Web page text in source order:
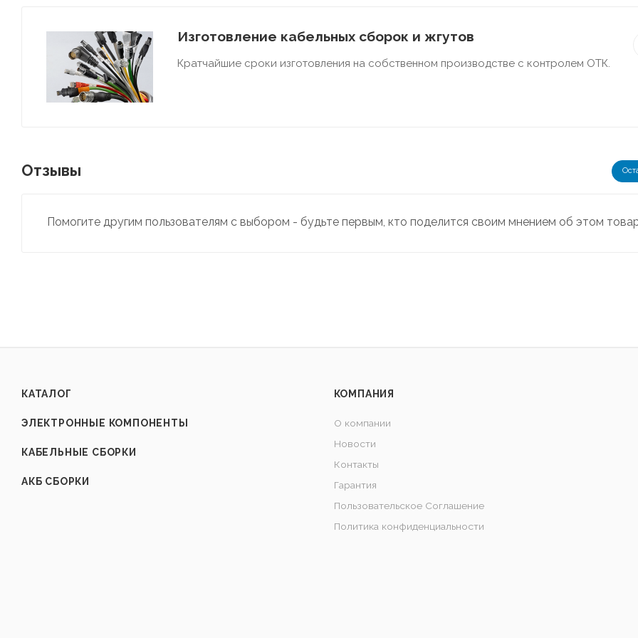
Изготовление кабельных сборок и жгутов
Кратчайшие сроки изготовления на собственном производстве с контролем ОТК.
Отзывы
Помогите другим пользователям с выбором - будьте первым, кто поделится своим мнением об этом
КАТАЛОГ
ЭЛЕКТРОННЫЕ КОМПОНЕНТЫ
КАБЕЛЬНЫЕ СБОРКИ
АКБ СБОРКИ
КОМПАНИЯ
О компании
Новости
Контакты
Гарантия
Пользовательское Соглашение
Политика конфиденциальности